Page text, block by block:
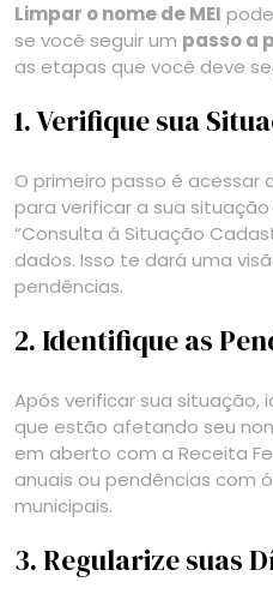
Limpar o nome de MEI
se você seguir um passo a
as etapas que você deve
1. Verifique sua
O primeiro passo é acessar
para verificar a sua
“Consulta à Situação
dados. Isso te dará uma
pendências.
2. Identifique as
Após verificar sua situação,
que estão afetando seu
em aberto com a Receita
anuais ou pendências com
municipais.
3. Regularize suas